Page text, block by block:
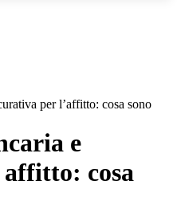
per l’affitto: cosa sono
e
cosa